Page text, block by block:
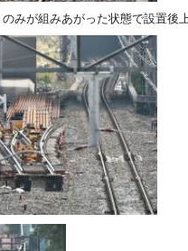
みが組みあがった状態で設置後